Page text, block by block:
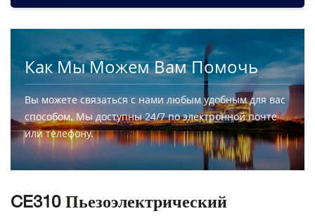
Как Мы Можем Вам Помочь
Вы можете связаться с нами любым удобным для вас
способом. Мы доступны 24/7 по электронной почте
или телефону.
СВЯЗАТЬСЯ С НАМИ
CE310 Пьезоэлектрический